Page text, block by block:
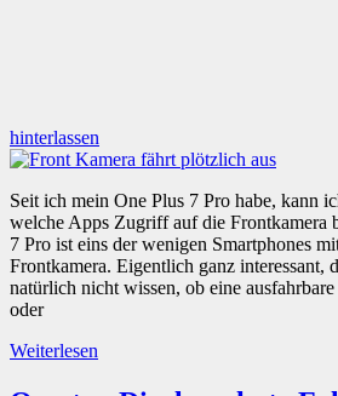
hinterlassen
Seit ich mein One Plus 7 Pro habe, kann
welche Apps Zugriff auf die Frontkamera
7 Pro ist eins der wenigen Smartphones
Frontkamera. Eigentlich ganz interessant,
natürlich nicht wissen, ob eine
oder
Weiterlesen